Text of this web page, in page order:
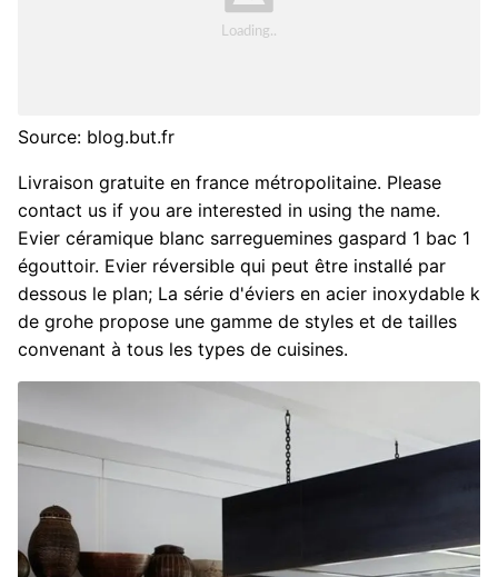
Source: blog.but.fr
Livraison gratuite en france métropolitaine. Please
contact us if you are interested in using the name.
Evier céramique blanc sarreguemines gaspard 1 bac 1
égouttoir. Evier réversible qui peut être installé par
dessous le plan; La série d'éviers en acier inoxydable k
de grohe propose une gamme de styles et de tailles
convenant à tous les types de cuisines.